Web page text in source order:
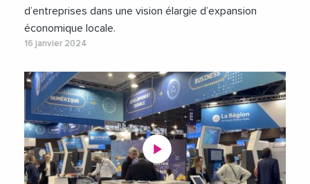
d’entreprises dans une vision élargie d’expansion
économique locale.
16 janvier 2024